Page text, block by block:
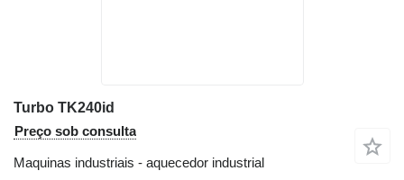
Turbo TK240id
Preço sob consulta
Maquinas industriais - aquecedor industrial